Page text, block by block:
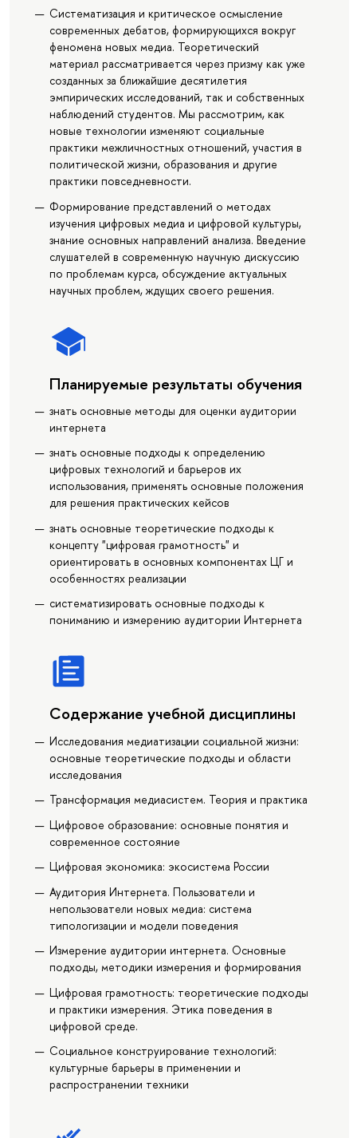
Систематизация и критическое осмысление
современных дебатов, формирующихся вокруг
феномена новых медиа. Теоретический
материал рассматривается через призму как уже
созданных за ближайшие десятилетия
эмпирических исследований, так и собственных
наблюдений студентов. Мы рассмотрим, как
новые технологии изменяют социальные
практики межличностных отношений, участия в
политической жизни, образования и другие
практики повседневности.
Формирование представлений о методах
изучения цифровых медиа и цифровой культуры,
знание основных направлений анализа. Введение
слушателей в современную научную дискуссию
по проблемам курса, обсуждение актуальных
научных проблем, ждущих своего решения.
Планируемые результаты обучения
знать основные методы для оценки аудитории
интернета
знать основные подходы к определению
цифровых технологий и барьеров их
использования, применять основные положения
для решения практических кейсов
знать основные теоретические подходы к
концепту "цифровая грамотность" и
ориентировать в основных компонентах ЦГ и
особенностях реализации
систематизировать основные подходы к
пониманию и измерению аудитории Интернета
Содержание учебной дисциплины
Исследования медиатизации социальной жизни:
основные теоретические подходы и области
исследования
Трансформация медиасистем. Теория и практика
Цифровое образование: основные понятия и
современное состояние
Цифровая экономика: экосистема России
Аудитория Интернета. Пользователи и
непользователи новых медиа: система
типологизации и модели поведения
Измерение аудитории интернета. Основные
подходы, методики измерения и формирования
Цифровая грамотность: теоретические подходы
и практики измерения. Этика поведения в
цифровой среде.
Социальное конструирование технологий:
культурные барьеры в применении и
распространении техники